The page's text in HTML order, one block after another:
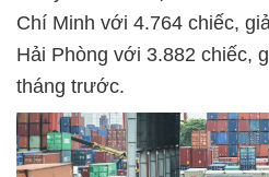
Chí Minh với 4.764 chiếc,
Hải Phòng với 3.882 chiếc,
tháng trước.